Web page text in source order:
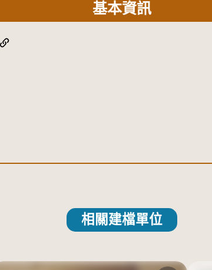
基本資訊
相關建檔單位